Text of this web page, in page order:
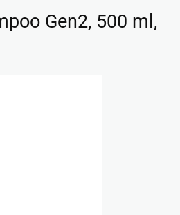
Gen2, 500 ml,